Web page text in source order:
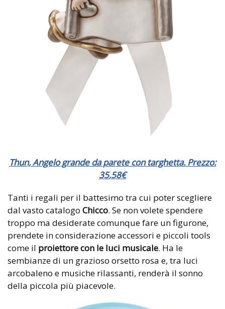
Thun, Angelo grande da parete con targhetta. Prezzo:
35,58€
Tanti i regali per il battesimo tra cui poter scegliere
dal vasto catalogo Chicco. Se non volete spendere
troppo ma desiderate comunque fare un figurone,
prendete in considerazione accessori e piccoli tools
come il proiettore con le luci musicale. Ha le
sembianze di un grazioso orsetto rosa e, tra luci
arcobaleno e musiche rilassanti, renderà il sonno
della piccola più piacevole.